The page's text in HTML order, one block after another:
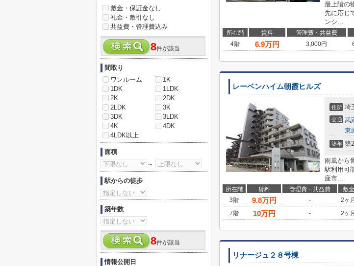
最上階の
先に応じ
ンシ...
所在階 賃料 管理費・共益費
4階
6.9万円 3,000円
レーベンハイム朝霞ヒルズ
住所 埼
交通 武
東
築年 築
雨風から
駅利用可
座市...
所在階 賃料 管理費・共益費 敷金
3階
9.8万円 - 2ヶ月
7階
10万円 - 2ヶ月
リナージュ２８号棟
敷金・保証金なし
礼金・敷引なし
共益費・管理費込み
8件が該当
間取り
ワンルーム
1K
1DK
1LDK
2K
2DK
2LDK
3K
3DK
3LDK
4K
4DK
4LDK以上
面積
～
駅からの徒歩
築年数
8件が該当
情報公開日